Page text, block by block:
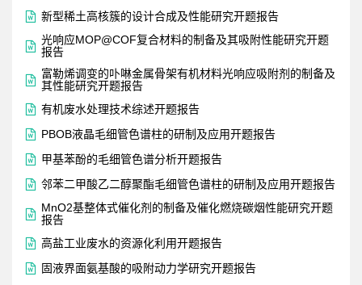
 新型稀土高核簇的设计合成及性能研究开题报告
 光响应MOP@COF复合材料的制备及其吸附性能研究开题
报告
 富勒烯调变的卟啉金属骨架有机材料光响应吸附剂的制备及
其性能研究开题报告
 有机废水处理技术综述开题报告
 PBOB液晶毛细管色谱柱的研制及应用开题报告
 甲基苯酚的毛细管色谱分析开题报告
 邻苯二甲酸乙二醇聚酯毛细管色谱柱的研制及应用开题报告
 MnO2基整体式催化剂的制备及催化燃烧碳烟性能研究开题
报告
 高盐工业废水的资源化利用开题报告
 固液界面氨基酸的吸附动力学研究开题报告